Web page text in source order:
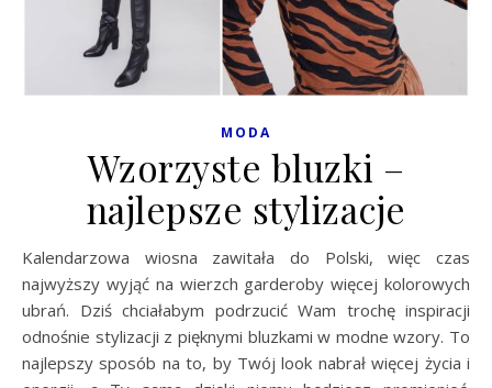
MODA
Wzorzyste bluzki –
najlepsze stylizacje
Kalendarzowa wiosna zawitała do Polski, więc czas
najwyższy wyjąć na wierzch garderoby więcej kolorowych
ubrań. Dziś chciałabym podrzucić Wam trochę inspiracji
odnośnie stylizacji z pięknymi bluzkami w modne wzory. To
najlepszy sposób na to, by Twój look nabrał więcej życia i